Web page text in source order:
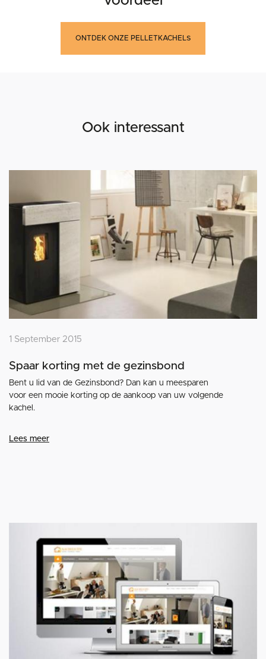
ONTDEK ONZE PELLETKACHELS
Ook interessant
1 September 2015
Spaar korting met de gezinsbond
Bent u lid van de Gezinsbond? Dan kan u meesparen
voor een mooie korting op de aankoop van uw volgende
kachel.
Lees meer